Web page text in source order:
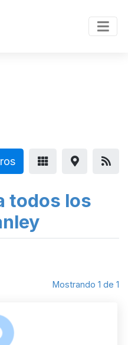
todos los
Mostrando 1 de 1